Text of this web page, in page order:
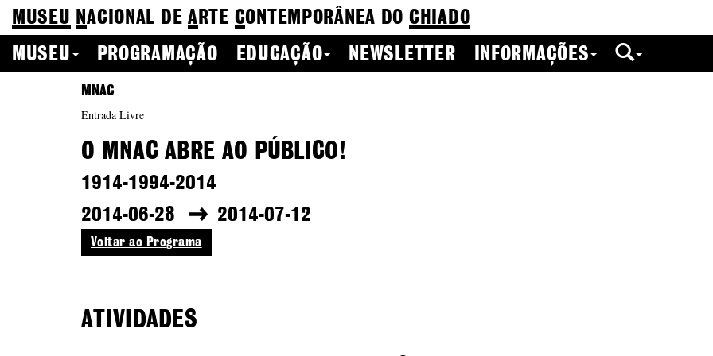
MUSEU NACIONAL DEA RTE CONTEMPORÂNEA DO CHIADO
MUSEU
PROGRAMAÇÃO EDUCAÇÃO NEWSLETTER INFORMAÇÕES
MNAC
Entrada Livre
O MNAC ABRE AO PÚBLICO!
1914-1994-2014
2014-06-28
2014-07-12
Voltar ao Programa
ATIVIDADES